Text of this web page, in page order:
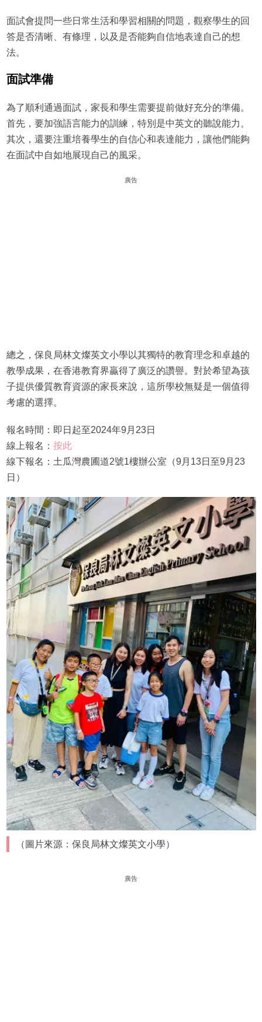
面試會提問一些日常生活和學習相關的問題，觀察學生的回
答是否清晰、有條理，以及是否能夠自信地表達自己的想
法。
面試準備
為了順利通過面試，家長和學生需要提前做好充分的準備。
首先，要加強語言能力的訓練，特別是中英文的聽說能力。
其次，還要注重培養學生的自信心和表達能力，讓他們能夠
在面試中自如地展現自己的風采。
廣告
總之，保良局林文燦英文小學以其獨特的教育理念和卓越的
教學成果，在香港教育界贏得了廣泛的讚譽。對於希望為孩
子提供優質教育資源的家長來說，這所學校無疑是一個值得
考慮的選擇。
報名時間：即日起至2024年9月23日
線上報名： 按此
線下報名：土瓜灣農圃道2號1樓辦公室（9月13日至9月23
日）
（圖片來源：保良局林文燦英文小學）
廣告